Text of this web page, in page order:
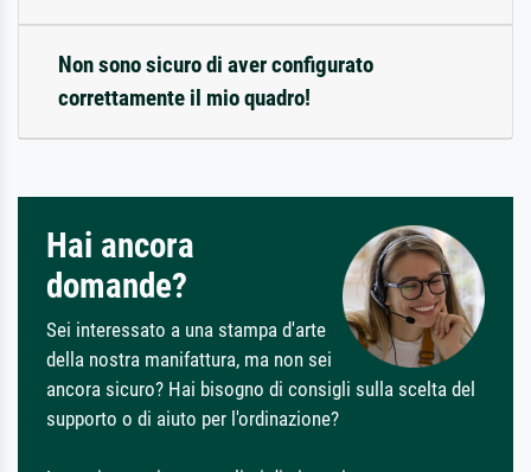
Non sono sicuro di aver configurato
correttamente il mio quadro!
Hai ancora
domande?
Sei interessato a una stampa d'arte
della nostra manifattura, ma non sei
ancora sicuro? Hai bisogno di consigli sulla scelta del
supporto o di aiuto per l'ordinazione?